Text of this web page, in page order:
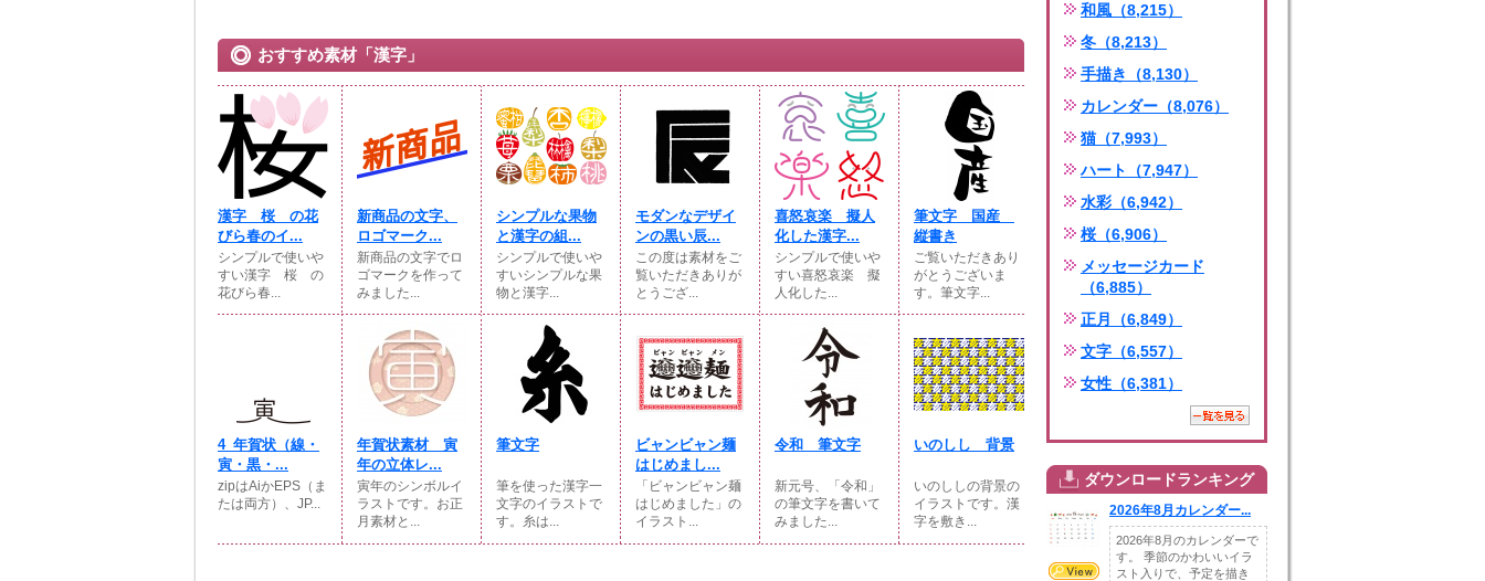
おすすめ素材「漢字」
漢字 桜 の花
びら春のイ...
シンプルで使いや
すい漢字 桜 の
花びら春...
新商品の文字、
ロゴマーク...
新商品の文字でロ
ゴマークを作って
みました...
シンプルな果物
と漢字の組...
シンプルで使いや
すいシンプルな果
物と漢字...
モダンなデザイ
ンの黒い辰...
この度は素材をご
覧いただきありが
とうござ...
喜怒哀楽 擬人
化した漢字...
シンプルで使いや
すい喜怒哀楽 擬
人化した...
筆文字 国産
縦書き
ご覧いただきあり
がとうございま
す。筆文字...
4_年賀状（線・
寅・黒・...
zipはAiかEPS（ま
たは両方）、JP...
年賀状素材 寅
年の立体レ...
寅年のシンボルイ
ラストです。お正
月素材と...
筆文字
筆を使った漢字一
文字のイラストで
す。糸は...
ビャンビャン麺
はじめまし...
「ビャンビャン麺
はじめました」の
イラスト...
令和 筆文字
新元号、「令和」
の筆文字を書いて
みました...
いのしし 背景
いのししの背景の
イラストです。漢
字を敷き...
和風（8,215）
冬（8,213）
手描き（8,130）
カレンダー（8,076）
猫（7,993）
ハート（7,947）
水彩（6,942）
桜（6,906）
メッセージカード
（6,885）
正月（6,849）
文字（6,557）
女性（6,381）
ダウンロードランキング
2026年8月カレンダー...
2026年8月のカレンダーで
す。 季節のかわいいイラ
スト入りで、予定を描き